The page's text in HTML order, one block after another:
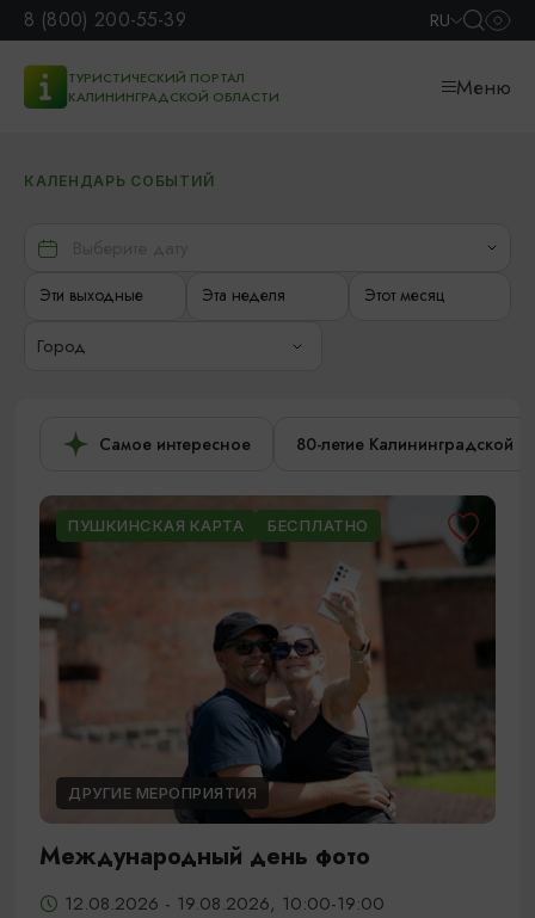
8 (800) 200-55-39 RU
ТУРИСТИЧЕСКИЙ ПОРТАЛ
КАЛИНИНГРАДСКОЙ ОБЛАСТИ
Меню
КАЛЕНДАРЬ СОБЫТИЙ
Эти выходные Эта неделя Этот месяц
Город
Самое интересное 80-летие Калининградской
ПУШКИНСКАЯ КАРТА БЕСПЛАТНО
ДРУГИЕ МЕРОПРИЯТИЯ
Международный день фото
12.08.2026 - 19.08.2026, 10:00-19:00